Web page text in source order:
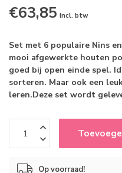
€63,85 Incl. btw
Set met 6 populaire Nins
mooi afgewerkte houten
goed bij open einde spel.
sorteren. Maar ook een
leren.Deze set wordt
Op voorraad!